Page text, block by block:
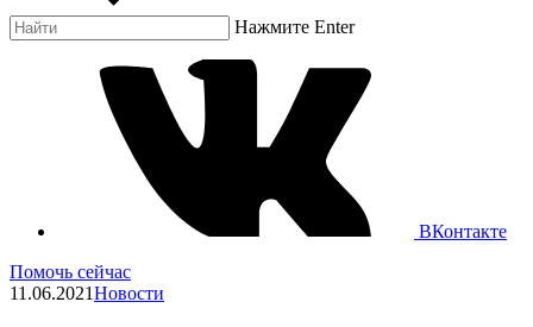
Нажмите Enter
ВКонтакте
Помочь сейчас
11.06.2021Новости